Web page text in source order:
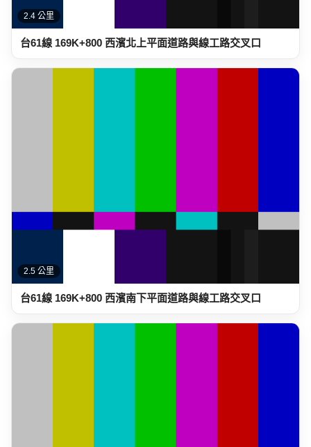
2.4 公里
台61線 169K+800 西濱北上平面道路與線工路交叉口
2.5 公里
台61線 169K+800 西濱南下平面道路與線工路交叉口